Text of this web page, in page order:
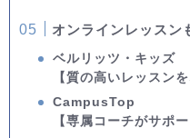
オンラインレッスン
ベルリッツ・キッズ
【質の高いレッスン
CampusTop
【専属コーチがサポー